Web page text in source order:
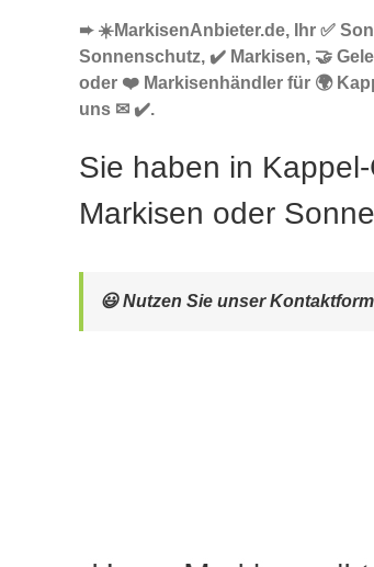
➨ ☀️MarkisenAnbieter.de, Ihr ✅
Sonnenschutz, ✔️ Markisen, 🤝
oder ❤️ Markisenhändler für 🌍
uns ✉ ✔️.
Sie haben in
Markisen oder
😃 Nutzen Sie unser